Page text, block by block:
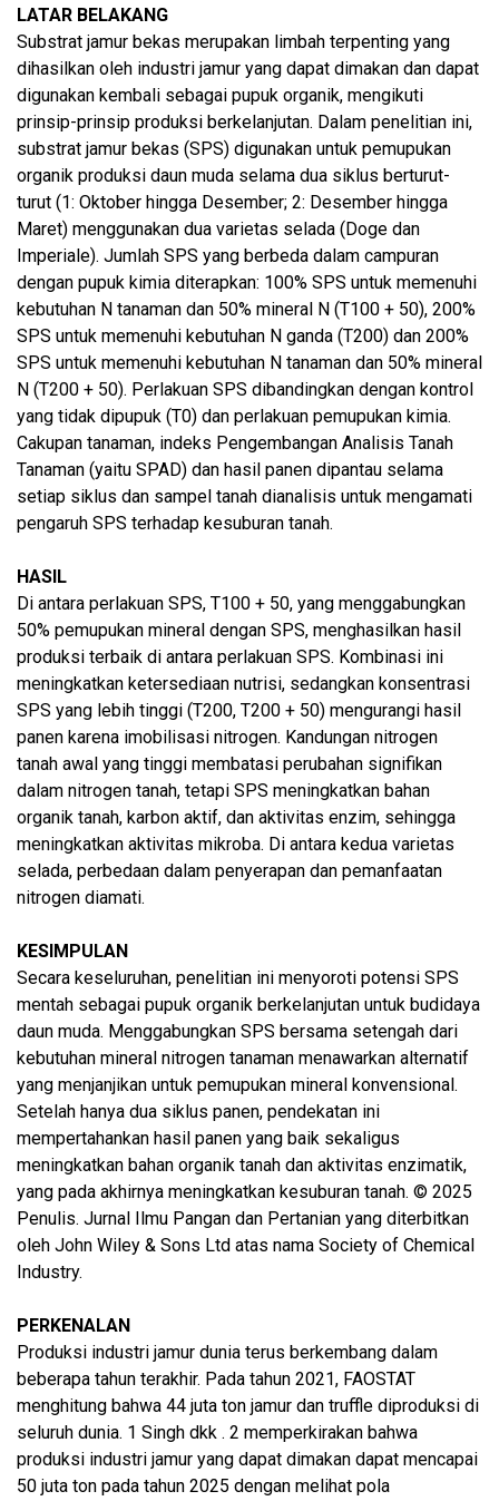
LATAR BELAKANG
Substrat jamur bekas merupakan limbah terpenting yang
dihasilkan oleh industri jamur yang dapat dimakan dan dapat
digunakan kembali sebagai pupuk organik, mengikuti
prinsip-prinsip produksi berkelanjutan. Dalam penelitian ini,
substrat jamur bekas (SPS) digunakan untuk pemupukan
organik produksi daun muda selama dua siklus berturut-
turut (1: Oktober hingga Desember; 2: Desember hingga
Maret) menggunakan dua varietas selada (Doge dan
Imperiale). Jumlah SPS yang berbeda dalam campuran
dengan pupuk kimia diterapkan: 100% SPS untuk memenuhi
kebutuhan N tanaman dan 50% mineral N (T100 + 50), 200%
SPS untuk memenuhi kebutuhan N ganda (T200) dan 200%
SPS untuk memenuhi kebutuhan N tanaman dan 50% mineral
N (T200 + 50). Perlakuan SPS dibandingkan dengan kontrol
yang tidak dipupuk (T0) dan perlakuan pemupukan kimia.
Cakupan tanaman, indeks Pengembangan Analisis Tanah
Tanaman (yaitu SPAD) dan hasil panen dipantau selama
setiap siklus dan sampel tanah dianalisis untuk mengamati
pengaruh SPS terhadap kesuburan tanah.
HASIL
Di antara perlakuan SPS, T100 + 50, yang menggabungkan
50% pemupukan mineral dengan SPS, menghasilkan hasil
produksi terbaik di antara perlakuan SPS. Kombinasi ini
meningkatkan ketersediaan nutrisi, sedangkan konsentrasi
SPS yang lebih tinggi (T200, T200 + 50) mengurangi hasil
panen karena imobilisasi nitrogen. Kandungan nitrogen
tanah awal yang tinggi membatasi perubahan signifikan
dalam nitrogen tanah, tetapi SPS meningkatkan bahan
organik tanah, karbon aktif, dan aktivitas enzim, sehingga
meningkatkan aktivitas mikroba. Di antara kedua varietas
selada, perbedaan dalam penyerapan dan pemanfaatan
nitrogen diamati.
KESIMPULAN
Secara keseluruhan, penelitian ini menyoroti potensi SPS
mentah sebagai pupuk organik berkelanjutan untuk budidaya
daun muda. Menggabungkan SPS bersama setengah dari
kebutuhan mineral nitrogen tanaman menawarkan alternatif
yang menjanjikan untuk pemupukan mineral konvensional.
Setelah hanya dua siklus panen, pendekatan ini
mempertahankan hasil panen yang baik sekaligus
meningkatkan bahan organik tanah dan aktivitas enzimatik,
yang pada akhirnya meningkatkan kesuburan tanah. © 2025
Penulis. Jurnal Ilmu Pangan dan Pertanian yang diterbitkan
oleh John Wiley & Sons Ltd atas nama Society of Chemical
Industry.
PERKENALAN
Produksi industri jamur dunia terus berkembang dalam
beberapa tahun terakhir. Pada tahun 2021, FAOSTAT
menghitung bahwa 44 juta ton jamur dan truffle diproduksi di
seluruh dunia. 1 Singh dkk . 2 memperkirakan bahwa
produksi industri jamur yang dapat dimakan dapat mencapai
50 juta ton pada tahun 2025 dengan melihat pola